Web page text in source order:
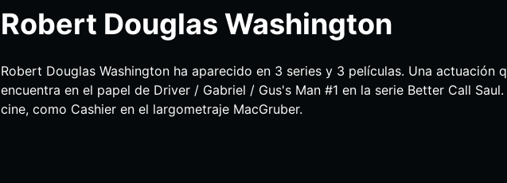
Robert Douglas Washington
Robert Douglas Washington ha aparecido en 3 series y 3 películas. Una actuación
encuentra en el papel de Driver / Gabriel / Gus's Man #1 en la serie Better Call Saul.
cine, como Cashier en el largometraje MacGruber.